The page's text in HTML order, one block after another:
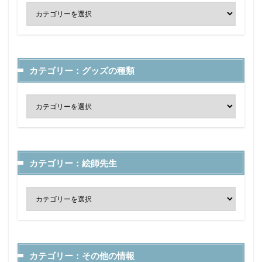
カテゴリー：グッズの種類
カテゴリー：絵師先生
カテゴリー：その他の情報